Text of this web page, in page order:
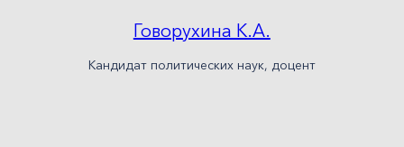
Говорухина К.А.
Кандидат политических наук, доцент